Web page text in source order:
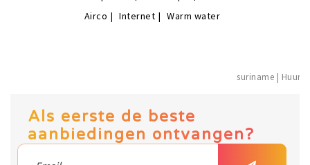
Airco
Internet Warm water
suriname |
Als eerste de beste
aanbiedingen ontvangen?